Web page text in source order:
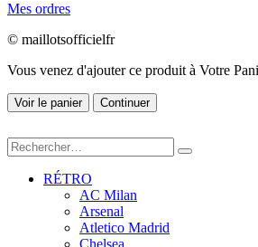
Mes ordres
© maillotsofficielfr
Vous venez d'ajouter ce produit à Votre
Voir le panier Continuer
RÉTRO
AC Milan
Arsenal
Atletico Madrid